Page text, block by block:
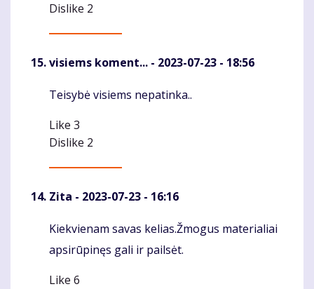
Dislike 2
visiems koment... - 2023-07-23 - 18:56
Komentaras
Teisybė visiems nepatinka..
Like 3
Dislike 2
Zita - 2023-07-23 - 16:16
Komentaras
Kiekvienam savas kelias.Žmogus materialiai
apsirūpinęs gali ir pailsėt.
Like 6